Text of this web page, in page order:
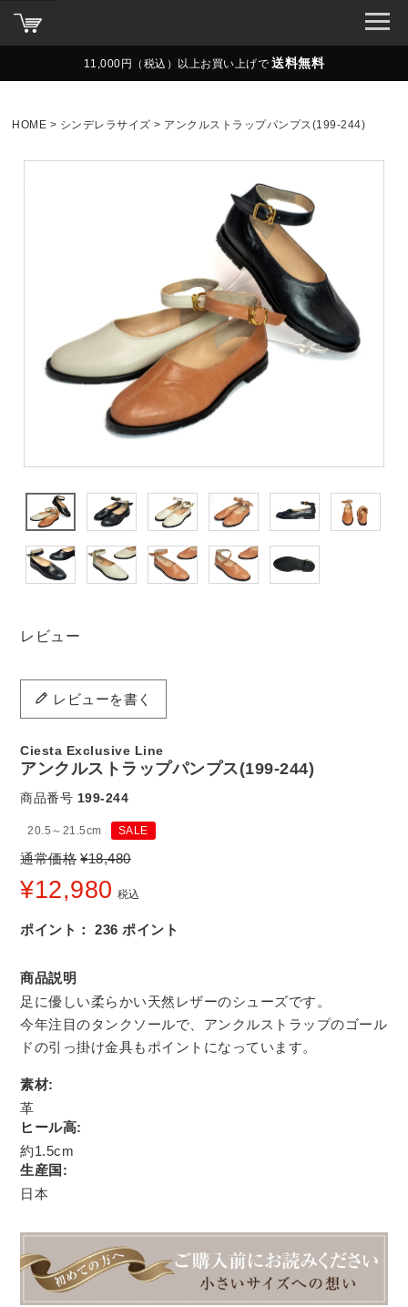
11,000円（税込）以上お買い上げで 送料無料
HOME シンデレラサイズ アンクルストラップパンプス(199-244)
レビュー
レビューを書く
Ciesta Exclusive Line
アンクルストラップパンプス(199-244)
商品番号 199-244
20.5～21.5cm SALE
通常価格 ¥18,480
¥12,980 税込
ポイント： 236 ポイント
商品説明
足に優しい柔らかい天然レザーのシューズです。
今年注目のタンクソールで、アンクルストラップのゴール
ドの引っ掛け金具もポイントになっています。
素材:
革
ヒール高:
約1.5cm
生産国:
日本